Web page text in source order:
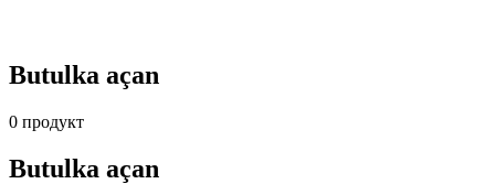
Butulka açan
0 продукт
Butulka açan